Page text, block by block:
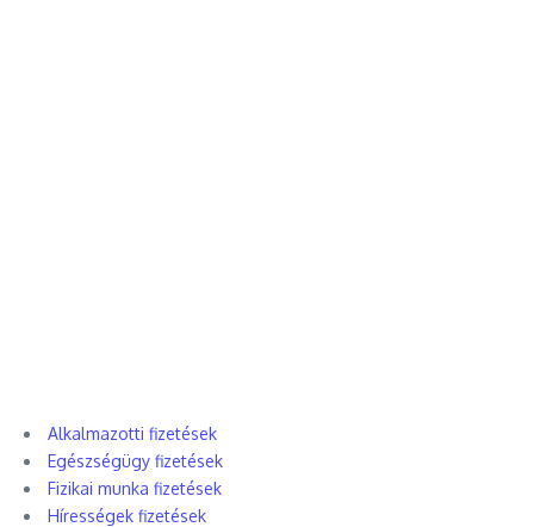
Alkalmazotti fizetések
Egészségügy fizetések
Fizikai munka fizetések
Hírességek fizetések